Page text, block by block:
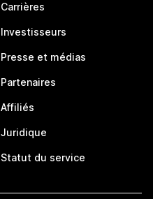
Carrières
Investisseurs
Presse et médias
Partenaires
Affiliés
Juridique
Statut du service